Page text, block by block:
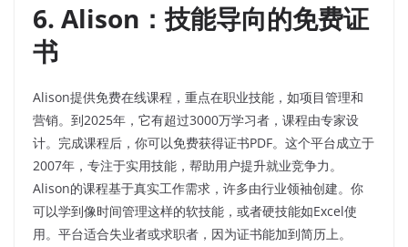
6. Alison：技能导向的免费证
书
Alison提供免费在线课程，重点在职业技能，如项目管理和
营销。到2025年，它有超过3000万学习者，课程由专家设
计。完成课程后，你可以免费获得证书PDF。这个平台成立于
2007年，专注于实用技能，帮助用户提升就业竞争力。
Alison的课程基于真实工作需求，许多由行业领袖创建。你
可以学到像时间管理这样的软技能，或者硬技能如Excel使
用。平台适合失业者或求职者，因为证书能加到简历上。